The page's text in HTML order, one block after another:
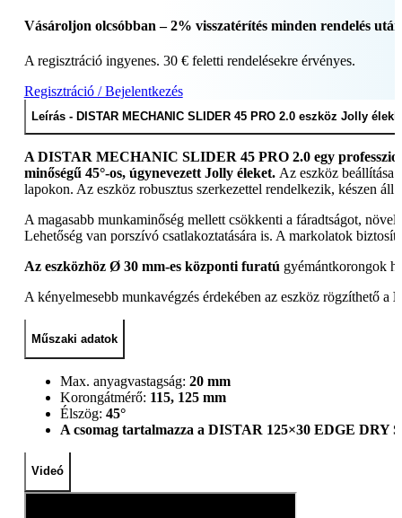
Jolly
71419031036
korong
(Ref.
Vásároljon olcsóbban – 2% visszatérítés minden rendelés után
A regisztráció ingyenes. 30 € feletti rendelésekre érvényes.
Regisztráció / Bejelentkezés
Leírás - DISTAR MECHANIC SLIDER 45 PRO 2.0 eszköz Jolly
A DISTAR MECHANIC SLIDER 45 PRO 2.0 egy
minőségű 45°-os, úgynevezett Jolly éleket. Az eszköz beállítása
lapokon. Az eszköz robusztus szerkezettel rendelkezik, készen áll
A magasabb munkaminőség mellett csökkenti a fáradtságot,
Lehetőség van porszívó csatlakoztatására is. A markolatok
Az eszközhöz Ø 30 mm-es központi furatú gyémántkorongok
A kényelmesebb munkavégzés érdekében az eszköz rögzíthető a
Műszaki adatok
Max. anyagvastagság: 20 mm
Korongátmérő: 115, 125 mm
Élszög: 45°
A csomag tartalmazza a DISTAR 125×30 EDGE DRY
Videó